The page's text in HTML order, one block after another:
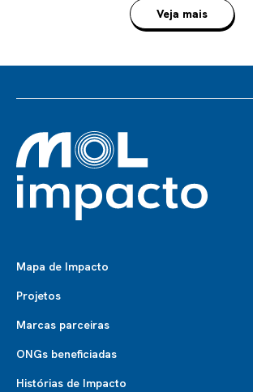
Veja mais
Mapa de Impacto
Projetos
Marcas parceiras
ONGs beneficiadas
Histórias de Impacto